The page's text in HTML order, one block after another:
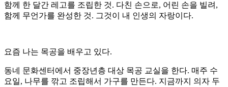
함께 한 달간 레고를 조립한 것. 다친 손으로, 어린 손을 빌려,
함께 무언가를 완성한 것. 그것이 내 인생의 자랑이다.
요즘 나는 목공을 배우고 있다.
동네 문화센터에서 중장년층 대상 목공 교실을 한다. 매주 수
요일, 나무를 깎고 조립해서 가구를 만든다. 지금까지 의자 두